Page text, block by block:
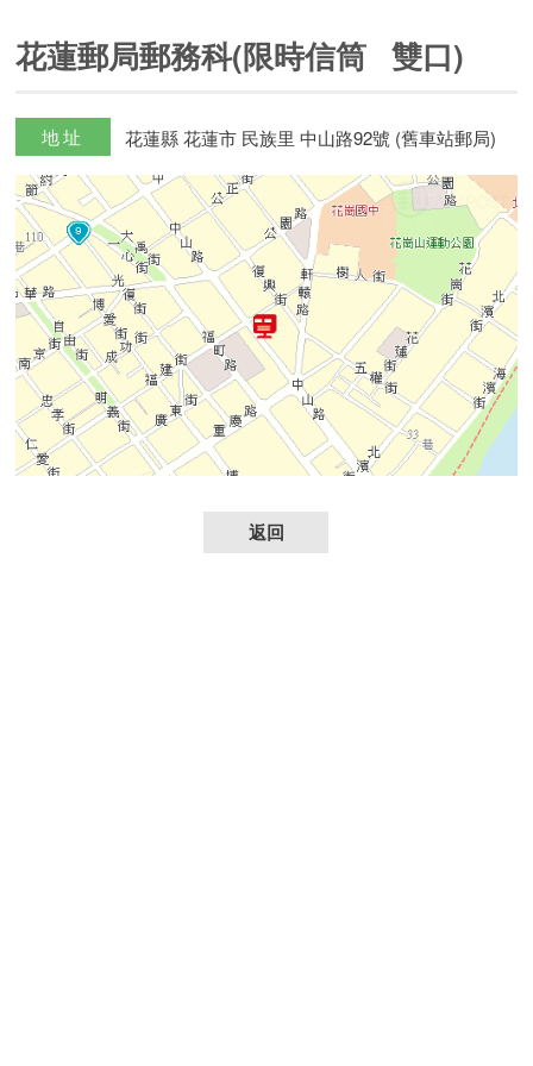
花蓮郵局郵務科(限時信筒 雙口)
地址 花蓮縣 花蓮市 民族里 中山路92號 (舊車站郵局)